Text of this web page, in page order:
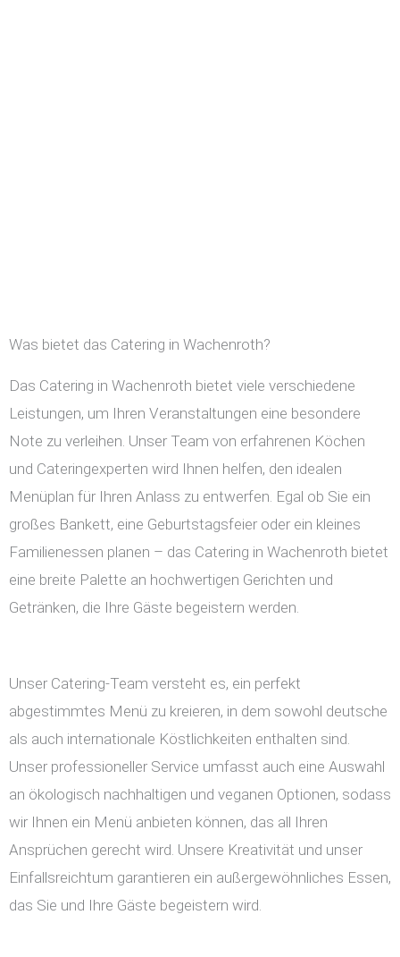
Was bietet das Catering in Wachenroth?
Das Catering in Wachenroth bietet viele verschiedene
Leistungen, um Ihren Veranstaltungen eine besondere
Note zu verleihen. Unser Team von erfahrenen Köchen
und Cateringexperten wird Ihnen helfen, den idealen
Menüplan für Ihren Anlass zu entwerfen. Egal ob Sie ein
großes Bankett, eine Geburtstagsfeier oder ein kleines
Familienessen planen – das Catering in Wachenroth bietet
eine breite Palette an hochwertigen Gerichten und
Getränken, die Ihre Gäste begeistern werden.
Unser Catering-Team versteht es, ein perfekt
abgestimmtes Menü zu kreieren, in dem sowohl deutsche
als auch internationale Köstlichkeiten enthalten sind.
Unser professioneller Service umfasst auch eine Auswahl
an ökologisch nachhaltigen und veganen Optionen, sodass
wir Ihnen ein Menü anbieten können, das all Ihren
Ansprüchen gerecht wird. Unsere Kreativität und unser
Einfallsreichtum garantieren ein außergewöhnliches Essen,
das Sie und Ihre Gäste begeistern wird.